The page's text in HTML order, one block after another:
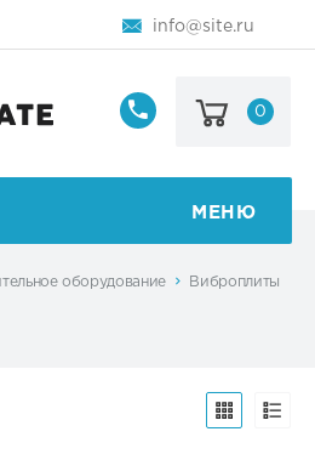
info@site.ru
8
123-
0
МЕНЮ
оборудование Виброплиты